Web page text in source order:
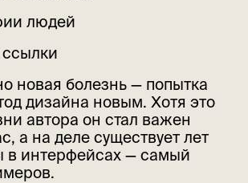
людей
новая болезнь — попытка
дизайна новым. Хотя это
автора он стал важен
а на деле существует лет
в интерфейсах — самый